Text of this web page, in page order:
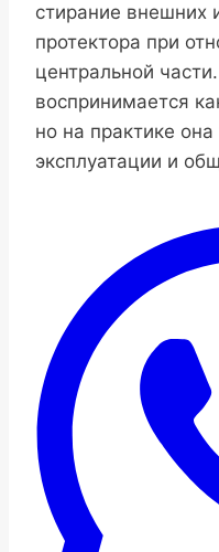
стирание внешних
протектора при
центральной
воспринимается
но на практике
эксплуатации и